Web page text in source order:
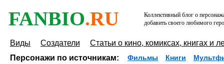
FANBIO.RU
Коллективный блог о
добавить своего любимого
Виды Создатели
Статьи о кино, комиксах, книгах и
Персонажи по источникам:
Фильмы Книги